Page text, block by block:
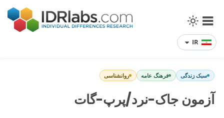
IR
سبک زندگی فرهنگ عامه روانشناسی
آزمون جاک-نرد/پرپ-گات